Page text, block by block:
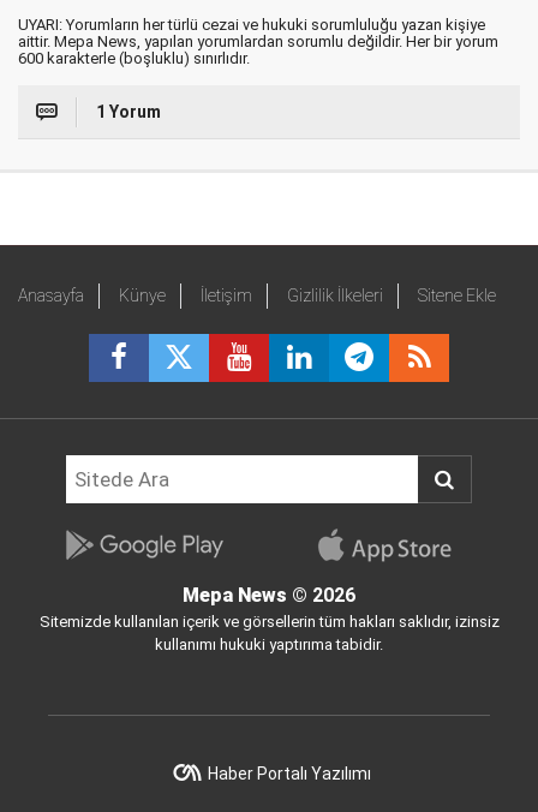
UYARI: Yorumların her türlü cezai ve hukuki sorumluluğu yazan kişiye
aittir. Mepa News, yapılan yorumlardan sorumlu değildir. Her bir yorum
600 karakterle (boşluklu) sınırlıdır.
1 Yorum
Anasayfa Künye İletişim Gizlilik İlkeleri Sitene Ekle
Mepa News © 2026
Sitemizde kullanılan içerik ve görsellerin tüm hakları saklıdır, izinsiz
kullanımı hukuki yaptırıma tabidir.
Haber Portalı Yazılımı